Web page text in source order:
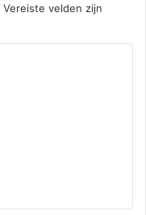
Vereiste velden zijn